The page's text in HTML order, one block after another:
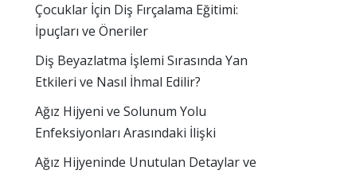
Çocuklar İçin Diş Fırçalama Eğitimi:
İpuçları ve Öneriler
Diş Beyazlatma İşlemi Sırasında Yan
Etkileri ve Nasıl İhmal Edilir?
Ağız Hijyeni ve Solunum Yolu
Enfeksiyonları Arasındaki İlişki
Ağız Hijyeninde Unutulan Detaylar ve